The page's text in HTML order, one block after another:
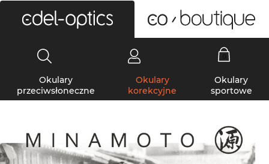
Okulary
przeciwsłoneczne
Okulary
korekcyjne
Okulary
sportowe